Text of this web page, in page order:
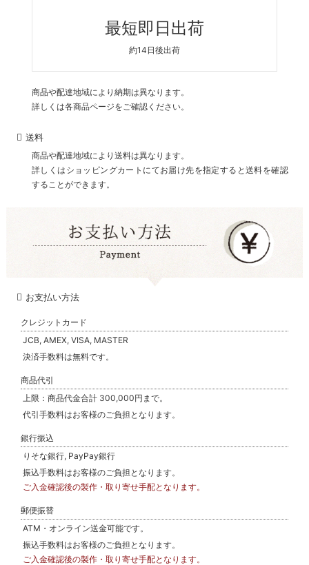
最短即日出荷
約14日後出荷
商品や配達地域により納期は異なります。
詳しくは各商品ページをご確認ください。
送料
商品や配達地域により送料は異なります。
詳しくはショッピングカートにてお届け先を指定すると送料を確認
することができます。
お支払い方法
クレジットカード
JCB, AMEX, VISA, MASTER
決済手数料は無料です。
商品代引
上限：商品代金合計 300,000円まで。
代引手数料はお客様のご負担となります。
銀行振込
りそな銀行, PayPay銀行
振込手数料はお客様のご負担となります。
ご入金確認後の製作・取り寄せ手配となります。
郵便振替
ATM・オンライン送金可能です。
振込手数料はお客様のご負担となります。
ご入金確認後の製作・取り寄せ手配となります。